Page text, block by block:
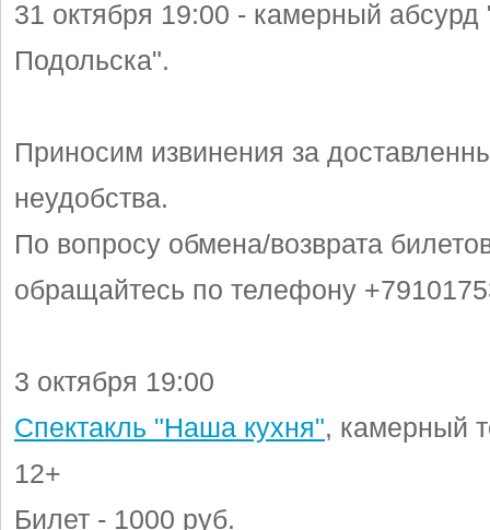
31 октября 19:00 - камерный абсурд
Подольска".
Приносим извинения за
неудобства.
По вопросу обмена/возврата
обращайтесь по телефону
3 октября 19:00
Спектакль "Наша кухня", камерный
12+
Билет - 1000 руб.